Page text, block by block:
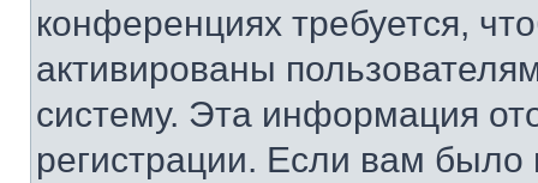
конференциях требуется,
активированы
систему. Эта информация
регистрации. Если вам